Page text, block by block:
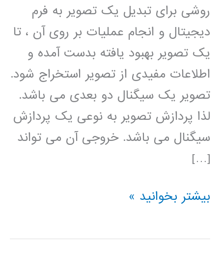
روشی برای تبدیل یک تصویر به فرم
دیجیتال و انجام عملیات بر روی آن ، تا
یک تصویر بهبود یافته بدست آمده و
اطلاعات مفیدی از تصویر استخراج شود.
تصویر یک سیگنال دو بعدی می باشد.
لذا پردازش تصویر به نوعی یک پردازش
سیگنال می باشد. خروجی آن می تواند
[…]
فیلم
پردازش
بیشتر بخوانید »